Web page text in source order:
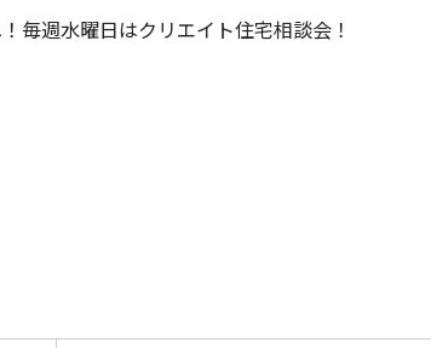
毎週水曜日はクリエイト住宅相談会！